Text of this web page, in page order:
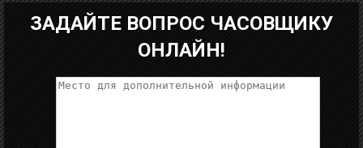
ЗАДАЙТЕ ВОПРОС ЧАСОВЩИКУ
ОНЛАЙН!